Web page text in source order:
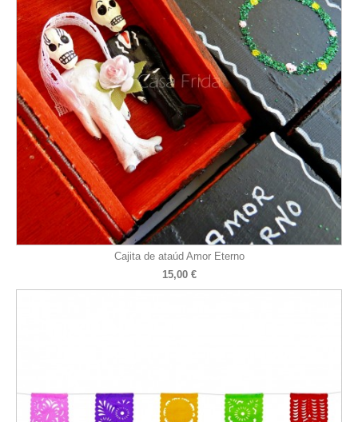
Cajita de ataúd Amor Eterno
15,00 €